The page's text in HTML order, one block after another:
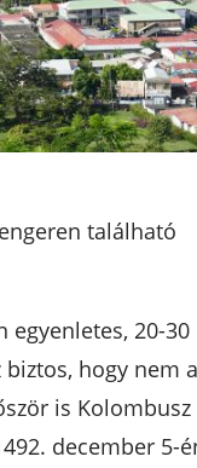
található
egyenletes, 20-30
hogy nem a
is Kolombusz
december 5-